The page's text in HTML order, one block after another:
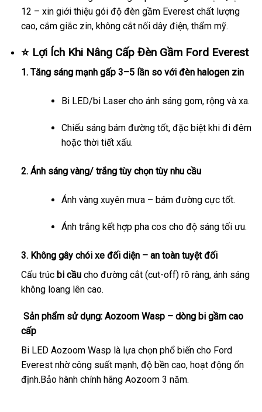
12 – xin giới thiệu gói độ đèn gầm Everest chất lượng
cao, cắm giắc zin, không cắt nối dây điện, thẩm mỹ.
⭐ Lợi Ích Khi Nâng Cấp Đèn Gầm Ford Everest
1. Tăng sáng mạnh gấp 3–5 lần so với đèn halogen zin
Bi LED/bi Laser cho ánh sáng gom, rộng và xa.
Chiếu sáng bám đường tốt, đặc biệt khi đi đêm
hoặc thời tiết xấu.
2. Ánh sáng vàng/ trắng tùy chọn tùy nhu cầu
Ánh vàng xuyên mưa – bám đường cực tốt.
Ánh trắng kết hợp pha cos cho độ sáng tối ưu.
3. Không gây chói xe đối diện – an toàn tuyệt đối
Cấu trúc bi cầucho đường cắt (cut-off) rõ ràng, ánh sáng
không loang lên cao.
Sản phẩm sử dụng: Aozoom Wasp – dòng bi gầm cao
cấp
Bi LED Aozoom Wasp là lựa chọn phổ biến cho Ford
Everest nhờ công suất mạnh, độ bền cao, hoạt động ổn
định.Bảo hành chính hãng Aozoom 3 năm.